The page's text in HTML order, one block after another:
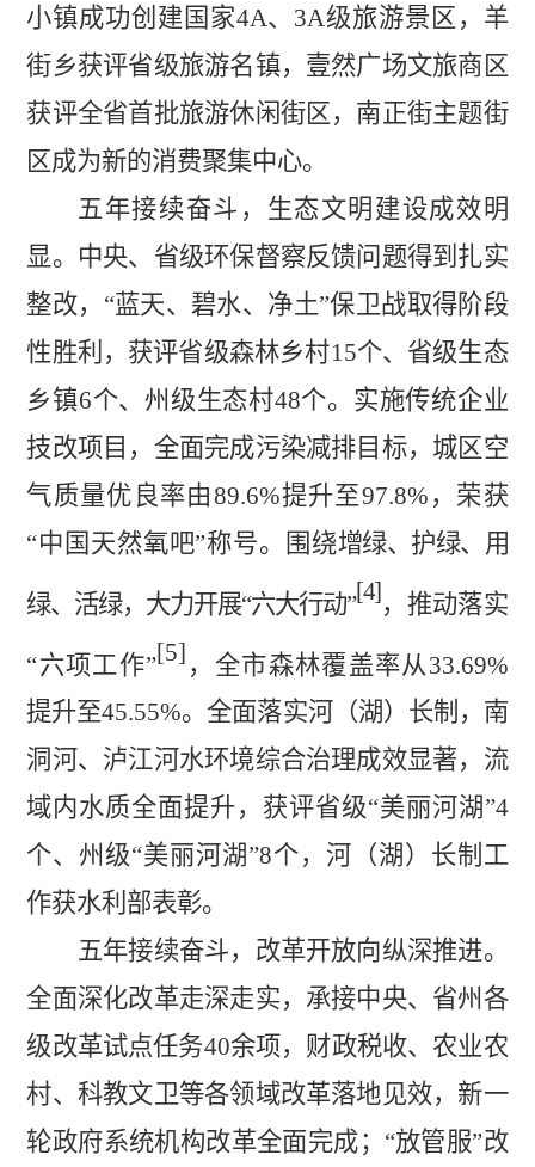
小镇成功创建国家4A、 3A级旅游景区，羊
街乡获评省级旅游名镇，壹然广场文旅商区
获评全省首批旅游休闲街区，南正街主题街
区成为新的消费聚集中心。
五年接续奋斗，生态文明建设成效明
显。 中央、省级环保督察反馈问题得到扎实
整改， “蓝天、碧水、净土”保卫战取得阶段
性胜利，获评省级森林乡村15个、省级生态
乡镇6个、州级生态村48个。实施传统企业
技改项目，全面完成污染减排目标，城区空
气质量优良率由89.6%提升至97.8% ，荣获
“中国天然氧吧”称号。围绕增绿、护绿、用
绿、活绿，大力开展“六大行动”[4]， 推动落实
“六项工作”[5] ，全市森林覆盖率从 33.69%
提升至45.55%。全面落实河（湖）长制，南
洞河、泸江河水环境综合治理成效显著，流
域内水质全面提升，获评省级“美丽河湖”4
个、州级“美丽河湖”8个，河（湖）长制工
作获水利部表彰。
五年接续奋斗，改革开放向纵深推进。
全面深化改革走深走实，承接中央、省州各
级改革试点任务40余项，财政税收、农业农
村、科教文卫等各领域改革落地见效，新一
轮政府系统机构改革全面完成； “放管服”改